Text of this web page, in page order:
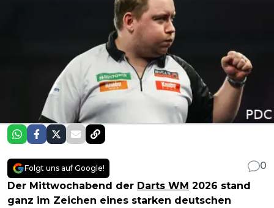
Folgt uns auf Google!
0
Der Mittwochabend der Darts WM 2026 stand
ganz im Zeichen eines starken deutschen